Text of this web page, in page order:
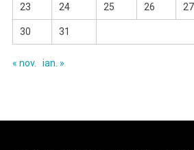
23 24 25 26 27
30 31
« nov. ian. »